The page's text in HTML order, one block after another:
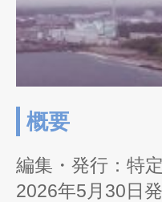
概要
編集・発行：特
2026年5月30日